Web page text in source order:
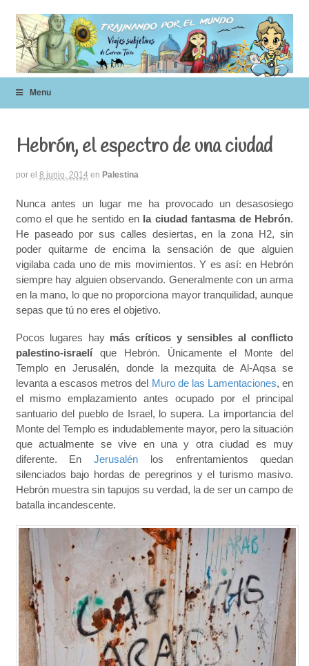
Menu
Hebrón, el espectro de una ciudad
por el 8 junio, 2014 en Palestina
Nunca antes un lugar me ha provocado un desasosiego
como el que he sentido en la ciudad fantasma de Hebrón.
He paseado por sus calles desiertas, en la zona H2, sin
poder quitarme de encima la sensación de que alguien
vigilaba cada uno de mis movimientos. Y es así: en Hebrón
siempre hay alguien observando. Generalmente con un arma
en la mano, lo que no proporciona mayor tranquilidad, aunque
sepas que tú no eres el objetivo.
Pocos lugares hay más críticos y sensibles al conflicto
palestino-israelíque Hebrón. Únicamente el Monte del
Templo en Jerusalén, donde la mezquita de Al-Aqsa se
levanta a escasos metros del Muro de las Lamentaciones, en
el mismo emplazamiento antes ocupado por el principal
santuario del pueblo de Israel, lo supera. La importancia del
Monte del Templo es indudablemente mayor, pero la situación
que actualmente se vive en una y otra ciudad es muy
diferente. EnJerusalén los enfrentamientos quedan
silenciados bajo hordas de peregrinos y el turismo masivo.
Hebrón muestra sin tapujos su verdad, la de ser un campo de
batalla incandescente.